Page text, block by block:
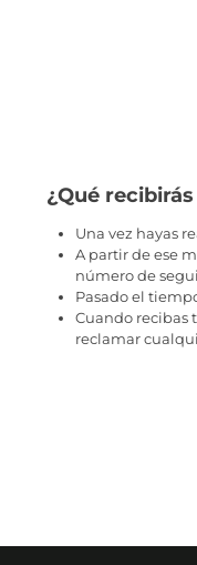
¿Qué
Una vez hayas
A partir de ese
número de
Pasado el
Cuando recibas
reclamar